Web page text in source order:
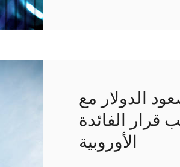
الدولار مع
قرار الفائدة
الأوروبية